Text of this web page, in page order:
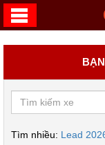
Tìm nhiều: Lead